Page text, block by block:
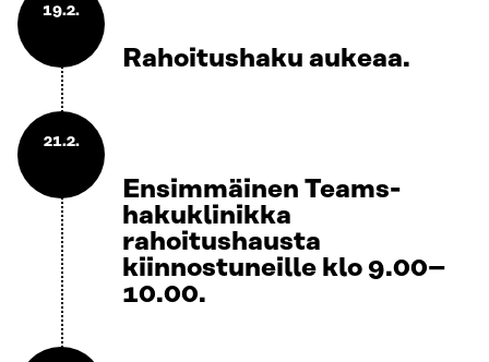
19.2.
Rahoitushaku aukeaa.
21.2.
Ensimmäinen Teams-
hakuklinikka
rahoitushausta
kiinnostuneille klo 9.00–
10.00.